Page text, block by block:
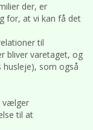
der, er
for, at vi kan få det
til
bliver varetaget, og
husleje), som også
vælger
til at